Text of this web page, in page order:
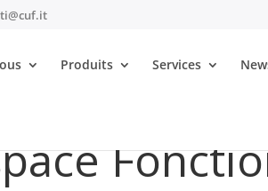
Produits Services